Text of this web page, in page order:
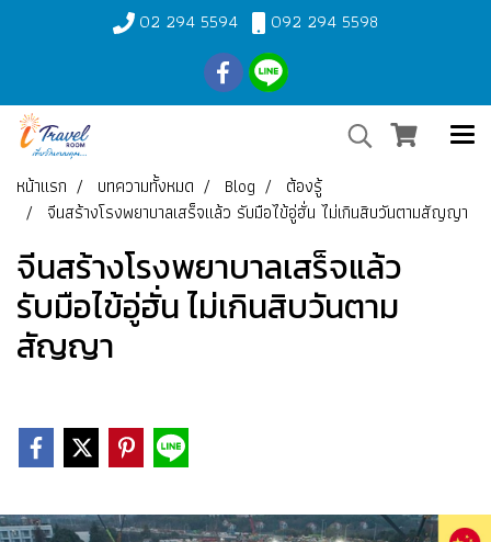
02 294 5594 092 294 5598
หน้าแรก บทความทั้งหมด Blog
ต้องรู้
จีนสร้างโรงพยาบาลเสร็จแล้ว รับมือไข้อู่ฮั่น ไม่เกินสิบวันตามสัญญา
จีนสร้างโรงพยาบาลเสร็จแล้ว
รับมือไข้อู่ฮั่น ไม่เกินสิบวันตาม
สัญญา